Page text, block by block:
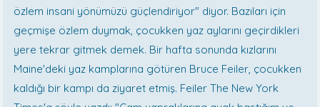
özlem insani yönümüzü güçlendiriyor" diyor. Bazıları için
geçmişe özlem duymak, çocukken yaz aylarını geçirdikleri
yere tekrar gitmek demek. Bir hafta sonunda kızlarını
Maine'deki yaz kamplarına götüren Bruce Feiler, çocukken
kaldığı bir kampı da ziyaret etmiş. Feiler The New York